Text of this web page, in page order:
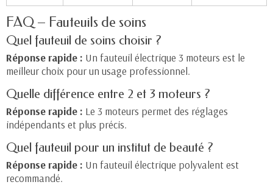
FAQ – Fauteuils de soins
Quel fauteuil de soins choisir ?
Réponse rapide : Un fauteuil électrique 3 moteurs est le
meilleur choix pour un usage professionnel.
Quelle différence entre 2 et 3 moteurs ?
Réponse rapide : Le 3 moteurs permet des réglages
indépendants et plus précis.
Quel fauteuil pour un institut de beauté ?
Réponse rapide : Un fauteuil électrique polyvalent est
recommandé.